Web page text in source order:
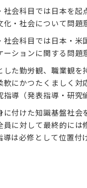
社会科目では日本を
化・社会について問題
社会科目では日本・
ーションに関する問題
した勤労観、職業観
軟にかつたくましく
指導（発表指導・研究
に付けた知識基盤社
員に対して最終的に
導は必修として位置